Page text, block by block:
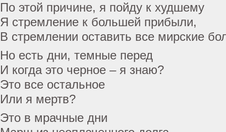
По этой причине, я пойду к худшему
Я стремление к большей прибыли,
В стремлении оставить все мирские
Но есть дни, темные перед
И когда это черное – я знаю?
Это все остальное
Или я мертв?
Это в мрачные дни